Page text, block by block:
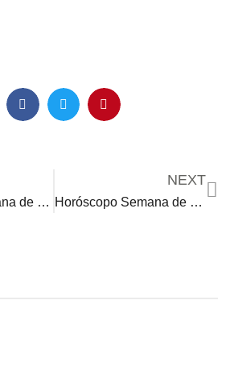
Horóscopo Semana de 10•20•25
NEXT
Horóscopo Semana de 11•3•25